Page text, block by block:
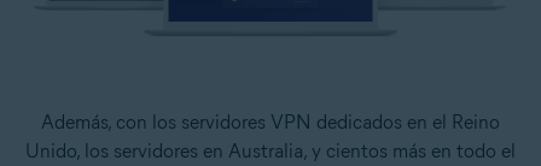
Además, con los servidores VPN dedicados en el Reino
Unido, los servidores en Australia, y cientos más en todo el